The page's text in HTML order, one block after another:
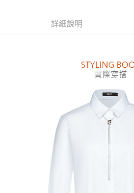
【關於「AFTEE先享後付」】
２．便利：只要手機號碼，簡訊認證，即可結
３．安心：先確認商品／服務後，再付款。
【「AFTEE先享後付」結帳流程】
１．於結帳方式選擇「AFTEE先享後付」後，
結帳頁面，進行簡訊認證並確認金額後，即可
２．訂單成立數日內，您將收到繳費通知簡訊。
３．收到繳費通知簡訊後14天內，點擊此簡訊
ATM／網路銀行／等多元方式進行付款，方視
※ 請注意：結帳手續完成當下不需立刻繳費，
購買商品的店家。未經商家同意取消之訂單仍
※ 交易是否成功請以「AFTEE先享後付 」之
是否繳費成功／繳費後需取消欲退款等相關疑
每筆NT$80，滿NT$1,500(含以上)免運費
每筆NT$80，滿NT$1,500(含以上)免運費
付款後7-11取貨
每筆NT$80，滿NT$1,500(含以上)免運費
每筆NT$120，滿NT$1,500(含以上)免運費
詳細說明